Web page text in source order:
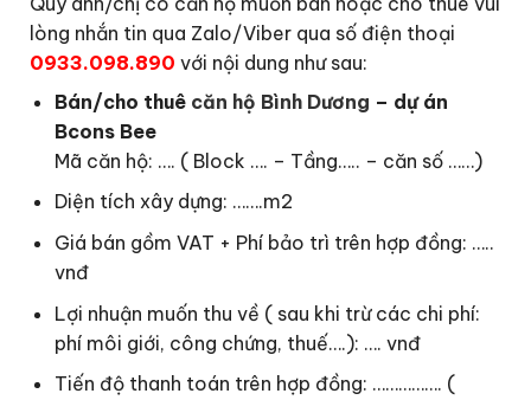
lòng nhắn tin qua Zalo/Viber qua số điện thoại
0933.098.890 với nội dung như sau:
Bán/cho thuê căn hộ Bình Dương – dự án
Bcons Bee
Mã căn hộ: …. ( Block …. – Tầng….. – căn số ……)
Diện tích xây dựng: …….m2
Giá bán gồm VAT + Phí bảo trì trên hợp đồng: …..
vnđ
Lợi nhuận muốn thu về ( sau khi trừ các chi phí:
phí môi giới, công chứng, thuế….): …. vnđ
Tiến độ thanh toán trên hợp đồng: ……………. (